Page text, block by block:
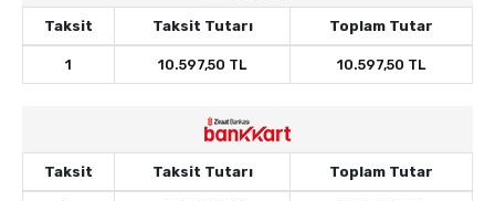
Taksit Taksit Tutarı Toplam Tutar
1 10.597,50 TL 10.597,50 TL
Taksit Taksit Tutarı Toplam Tutar